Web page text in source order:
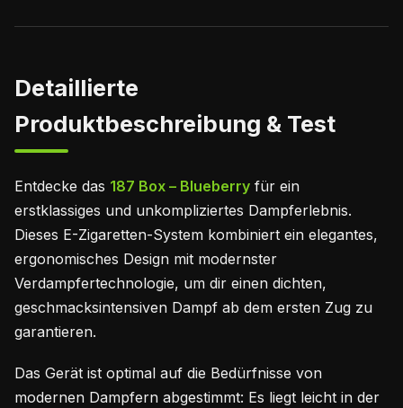
Detaillierte
Produktbeschreibung & Test
Entdecke das 187 Box – Blueberry für ein
erstklassiges und unkompliziertes Dampferlebnis.
Dieses E-Zigaretten-System kombiniert ein elegantes,
ergonomisches Design mit modernster
Verdampfertechnologie, um dir einen dichten,
geschmacksintensiven Dampf ab dem ersten Zug zu
garantieren.
Das Gerät ist optimal auf die Bedürfnisse von
modernen Dampfern abgestimmt: Es liegt leicht in der